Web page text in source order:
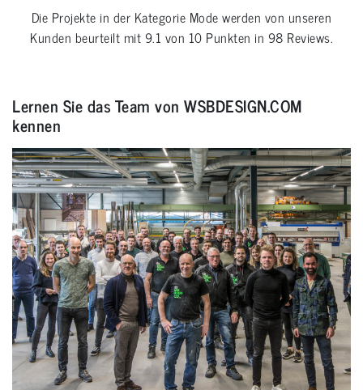
Die Projekte in der Kategorie Modewerden von unseren
Kunden beurteilt mit9.1 von 10 Punkten in 98 Reviews.
Lernen Sie das Team von WSBDESIGN.COM
kennen